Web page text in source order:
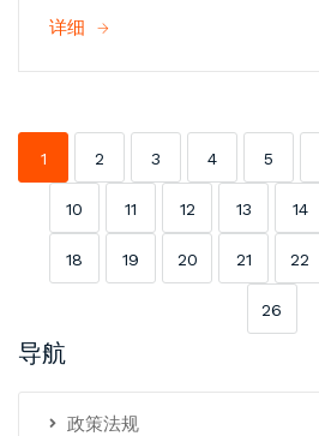
详细
1 2 3 4 5
10 11 12 13 14
18 19 20 21 22
26
导航
政策法规